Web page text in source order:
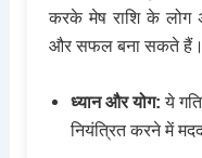
करके मेष राशि के लोग
और सफल बना सकते हैं।
ध्यान और योग: ये
नियंत्रित करने में